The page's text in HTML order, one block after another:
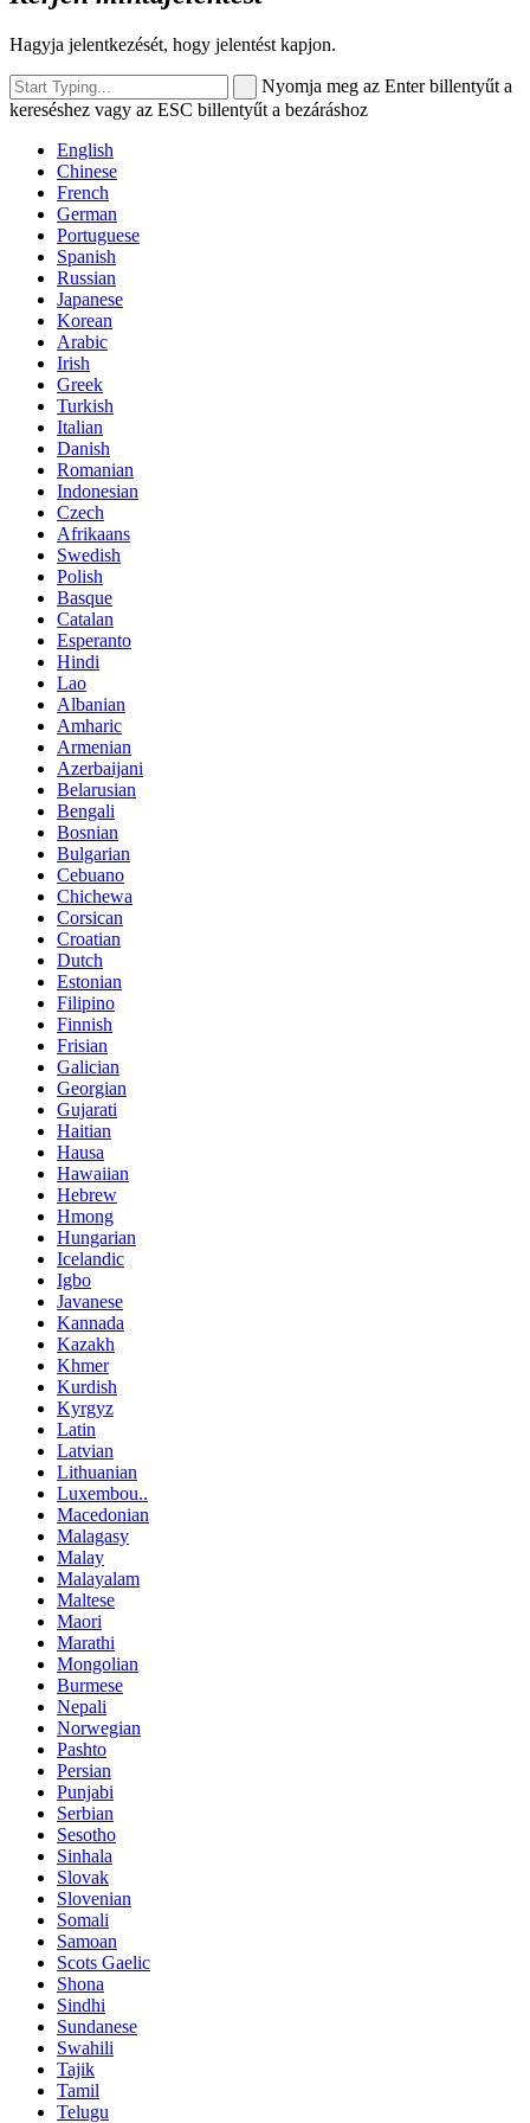
Hagyja jelentkezését, hogy jelentést kapjon.
Nyomja meg az Enter billentyűt a
kereséshez vagy az ESC billentyűt a bezáráshoz
English
Chinese
French
German
Portuguese
Spanish
Russian
Japanese
Korean
Arabic
Irish
Greek
Turkish
Italian
Danish
Romanian
Indonesian
Czech
Afrikaans
Swedish
Polish
Basque
Catalan
Esperanto
Hindi
Lao
Albanian
Amharic
Armenian
Azerbaijani
Belarusian
Bengali
Bosnian
Bulgarian
Cebuano
Chichewa
Corsican
Croatian
Dutch
Estonian
Filipino
Finnish
Frisian
Galician
Georgian
Gujarati
Haitian
Hausa
Hawaiian
Hebrew
Hmong
Hungarian
Icelandic
Igbo
Javanese
Kannada
Kazakh
Khmer
Kurdish
Kyrgyz
Latin
Latvian
Lithuanian
Luxembou..
Macedonian
Malagasy
Malay
Malayalam
Maltese
Maori
Marathi
Mongolian
Burmese
Nepali
Norwegian
Pashto
Persian
Punjabi
Serbian
Sesotho
Sinhala
Slovak
Slovenian
Somali
Samoan
Scots Gaelic
Shona
Sindhi
Sundanese
Swahili
Tajik
Tamil
Telugu